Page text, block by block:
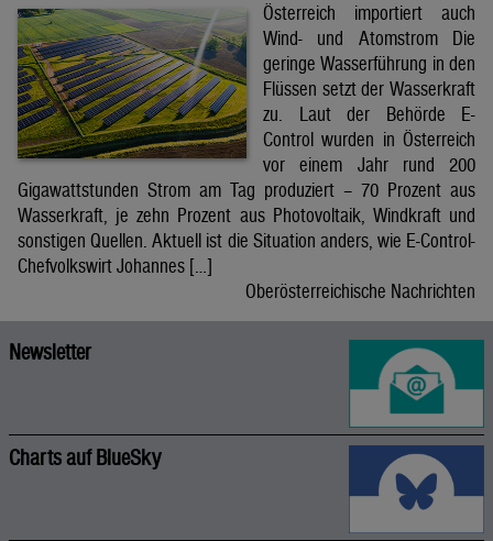
Österreich importiert auch
Wind- und Atomstrom Die
geringe Wasserführung in den
Flüssen setzt der Wasserkraft
zu. Laut der Behörde E-
Control wurden in Österreich
vor einem Jahr rund 200
Gigawattstunden Strom am Tag produziert – 70 Prozent aus
Wasserkraft, je zehn Prozent aus Photovoltaik, Windkraft und
sonstigen Quellen. Aktuell ist die Situation anders, wie E-Control-
Chefvolkswirt Johannes […]
Oberösterreichische Nachrichten
Newsletter
Charts auf BlueSky